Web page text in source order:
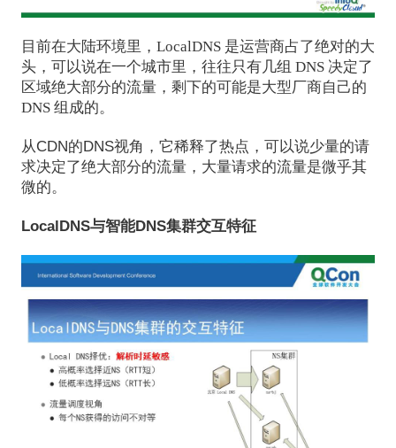
目前在大陆环境里，LocalDNS 是运营商占了绝对的大
头，可以说在一个城市里，往往只有几组 DNS 决定了
区域绝大部分的流量，剩下的可能是大型厂商自己的
DNS 组成的。
从CDN的DNS视角，它稀释了热点，可以说少量的请
求决定了绝大部分的流量，大量请求的流量是微乎其
微的。
LocalDNS与智能DNS集群交互特征